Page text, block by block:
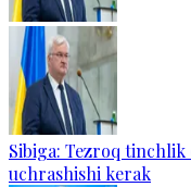
Sibiga: Tezroq tinchlik
uchrashishi kerak